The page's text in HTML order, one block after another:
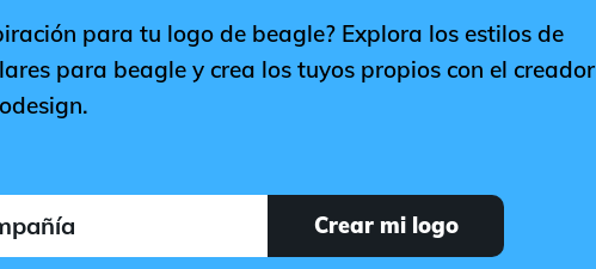
para tu logo de beagle? Explora los estilos de
para beagle y crea los tuyos propios con el creador
Crear mi logo